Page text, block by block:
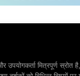
मित्रपूर्ण स्रोत